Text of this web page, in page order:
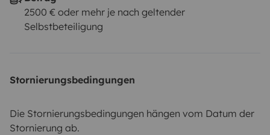
2500 € oder mehr je nach geltender
Selbstbeteiligung
Stornierungsbedingungen
Die Stornierungsbedingungen hängen vom Datum der
Stornierung ab.